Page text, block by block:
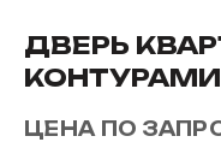
ДВЕРЬ
ЦЕНА ПО